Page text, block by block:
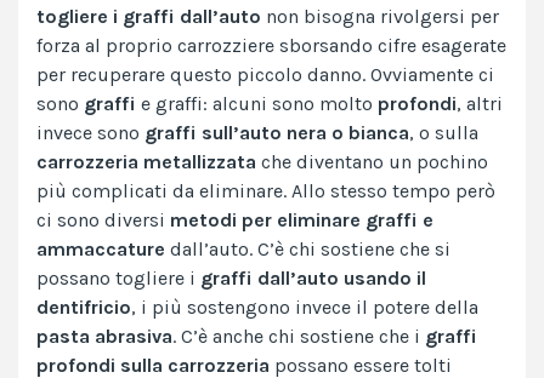
togliere i graffi dall’auto non bisogna rivolgersi per
forza al proprio carrozziere sborsando cifre esagerate
per recuperare questo piccolo danno. Ovviamente ci
sono graffi e graffi: alcuni sono molto profondi, altri
invece sono graffi sull’auto nera o bianca, o sulla
carrozzeria metallizzata che diventano un pochino
più complicati da eliminare. Allo stesso tempo però
ci sono diversi metodi per eliminare graffi e
ammaccature dall’auto. C’è chi sostiene che si
possano togliere i graffi dall’auto usando il
dentifricio, i più sostengono invece il potere della
pasta abrasiva. C’è anche chi sostiene che i graffi
profondi sulla carrozzeria possano essere tolti